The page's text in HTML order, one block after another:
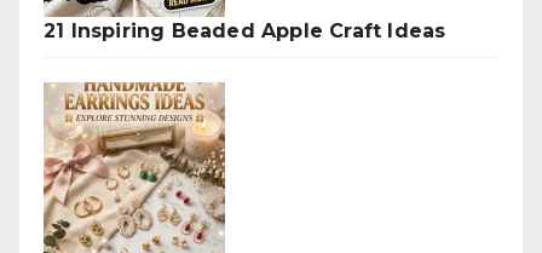
21 Inspiring Beaded Apple Craft Ideas